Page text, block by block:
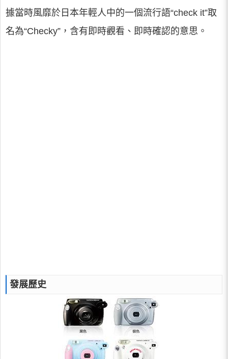
據當時風靡於日本年輕人中的一個流行語“check it”取
名為“Checky”，含有即時觀看、即時確認的意思。
發展歷史